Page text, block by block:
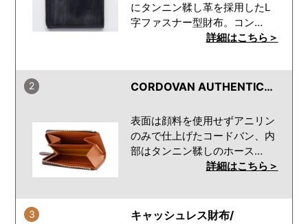
にタンニン鞣し革を採用したL
字ファスナー型財布。コン…
詳細はこちら＞
2 CORDOVAN AUTHENTIC…
表面は顔料を使用せずアニリン
のみで仕上げたコードバン、内
部はタンニン鞣しのホース…
詳細はこちら＞
3
キャッシュレス財布/